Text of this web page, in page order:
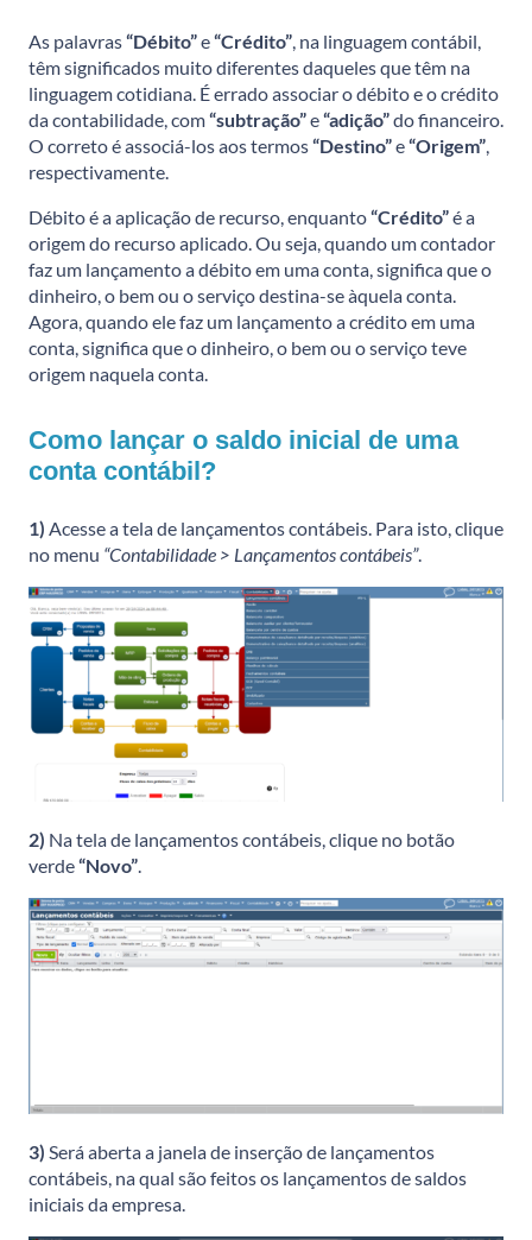
As palavras“Débito”e“Crédito” , na linguagem contábil,
têm significados muito diferentes daqueles que têm na
linguagem cotidiana. É errado associar o débito e o crédito
da contabilidade, com“subtração”e“adição”do financeiro.
O correto é associá-los aos termos“Destino”e“Origem”
respectivamente.
Débito é a aplicação de recurso, enquanto“Crédito”é a
origem do recurso aplicado. Ou seja, quando um contador
faz um lançamento a débito em uma conta, significa que o
dinheiro, o bem ou o serviço destina-se àquela conta.
Agora, quando ele faz um lançamento a crédito em uma
conta, significa que o dinheiro, o bem ou o serviço teve
origem naquela conta.
Como lançar o saldo inicial de uma
conta contábil?
1) Acesse a tela de lançamentos contábeis. Para isto, clique
no menu “Contabilidade > Lançamentos contábeis”.
2) Na tela de lançamentos contábeis, clique no botão
verde“Novo”.
3) Será aberta a janela de inserção de lançamentos
contábeis, na qual são feitos os lançamentos de saldos
iniciais da empresa.